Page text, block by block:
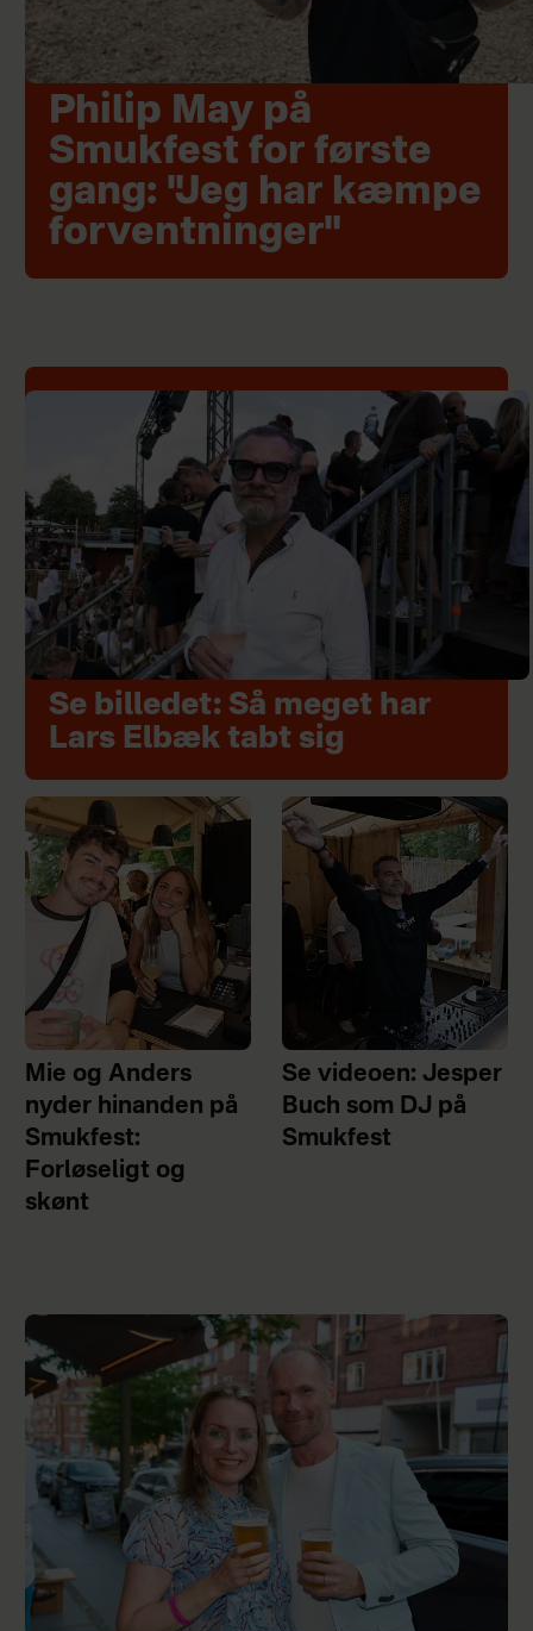
Philip May på
Smukfest for første
gang: "Jeg har kæmpe
forventninger"
Se billedet: Så meget har
Lars Elbæk tabt sig
Mie og Anders
nyder hinanden på
Smukfest:
Forløseligt og
skønt
Se videoen: Jesper
Buch som DJ på
Smukfest